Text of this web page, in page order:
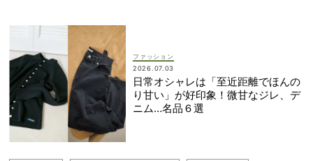
#Ballsey（ボールジィ）
#白ブラウス #ブラウス #INSCRIRE（アンスクリア）
#HIROTAKA（ヒロタカ） #ジャケット #SEA（シー）
#ジレ（ベスト） #笹川友里 #イヤーカフ
#パールジュエリー
ファッション
2026.07.03
日常オシャレは「至近距離でほんの
り甘い」が好印象！微甘なジレ、デ
ニム…名品６選